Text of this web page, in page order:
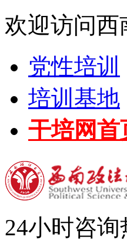
欢迎访问
党性培训
培训基地
干培网首
24小时咨询